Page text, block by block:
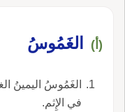
(أ) الغَمُوسُ
الغَمُوسُ اليمينُ
في الإِثم.